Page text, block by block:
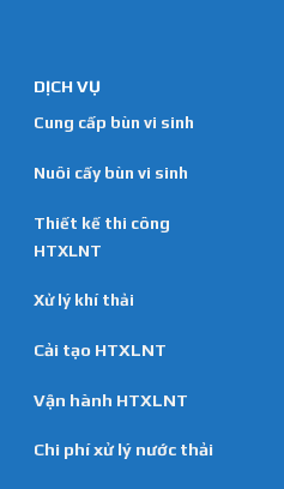
DỊCH VỤ
Cung cấp bùn vi sinh
Nuôi cấy bùn vi sinh
Thiết kế thi công
HTXLNT
Xử lý khí thải
Cải tạo HTXLNT
Vận hành HTXLNT
Chi phí xử lý nước thải